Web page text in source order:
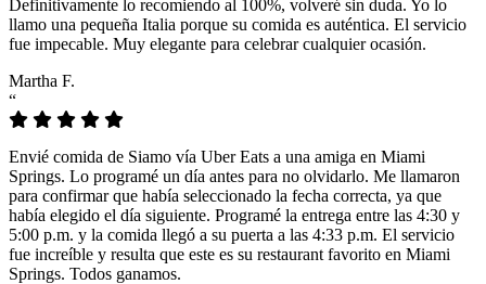
Definitivamente lo recomiendo al 100%, volveré sin duda. Yo lo
llamo una pequeña Italia porque su comida es auténtica. El servicio
fue impecable. Muy elegante para celebrar cualquier ocasión.
Martha F.
“
Envié comida de Siamo vía Uber Eats a una amiga en Miami
Springs. Lo programé un día antes para no olvidarlo. Me llamaron
para confirmar que había seleccionado la fecha correcta, ya que
había elegido el día siguiente. Programé la entrega entre las 4:30 y
5:00 p.m. y la comida llegó a su puerta a las 4:33 p.m. El servicio
fue increíble y resulta que este es su restaurant favorito en Miami
Springs. Todos ganamos.